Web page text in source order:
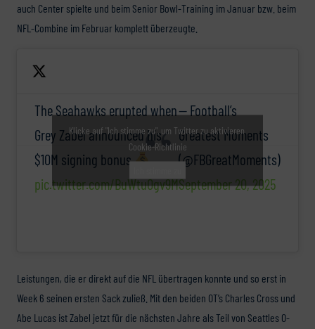
auch Center spielte und beim Senior Bowl-Training im Januar bzw. beim
NFL-Combine im Februar komplett überzeugte.
The Seahawks erupted when
Grey Zabel announced his
$10M signing bonus
pic.twitter.com/BuWtu0gv9M
— Football’s
Greatest Moments
(@FBGreatMoments)
September 20, 2025
Klicke auf "Ich stimme zu", um Twitter zu aktivieren
Cookie-Richtlinie
Leistungen, die er direkt auf die NFL übertragen konnte und so erst in
Week 6 seinen ersten Sack zuließ. Mit den beiden OT’s Charles Cross und
Abe Lucas ist Zabel jetzt für die nächsten Jahre als Teil von Seattles O-